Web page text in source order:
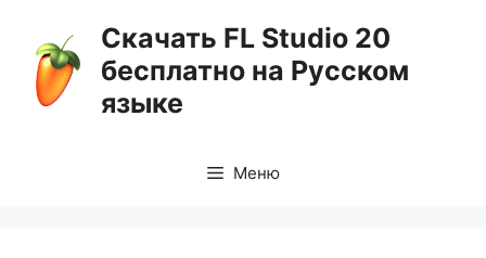
содержимому
Скачать FL Studio 20
бесплатно на Русском
языке
Меню